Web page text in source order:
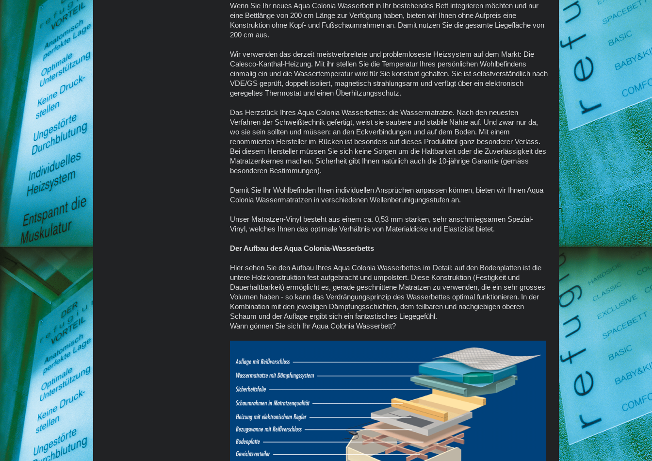
Wenn Sie Ihr neues Aqua Colonia Wasserbett in Ihr bestehendes Bett integrieren möchten und nur
eine Bettlänge von 200 cm Länge zur Verfügung haben, bieten wir Ihnen ohne Aufpreis eine
Konstruktion ohne Kopf- und Fußschaumrahmen an. Damit nutzen Sie die gesamte Liegefläche von
200 cm aus.
Wir verwenden das derzeit meistverbreitete und problemloseste Heizsystem auf dem Markt: Die
Calesco-Kanthal-Heizung. Mit ihr stellen Sie die Temperatur Ihres persönlichen Wohlbefindens
einmalig ein und die Wassertemperatur wird für Sie konstant gehalten. Sie ist selbstverständlich nach
VDE/GS geprüft, doppelt isoliert, magnetisch strahlungsarm und verfügt über ein elektronisch
geregeltes Thermostat und einen Überhitzungsschutz.
Das Herzstück Ihres Aqua Colonia Wasserbettes: die Wassermatratze. Nach den neuesten
Verfahren der Schweißtechnik gefertigt, weist sie saubere und stabile Nähte auf. Und zwar nur da,
wo sie sein sollten und müssen: an den Eckverbindungen und auf dem Boden. Mit einem
renommierten Hersteller im Rücken ist besonders auf dieses Produktteil ganz besonderer Verlass.
Bei diesem Hersteller müssen Sie sich keine Sorgen um die Haltbarkeit oder die Zuverlässigkeit des
Matratzenkernes machen. Sicherheit gibt Ihnen natürlich auch die 10-jährige Garantie (gemäss
besonderen Bestimmungen).
Damit Sie Ihr Wohlbefinden Ihren individuellen Ansprüchen anpassen können, bieten wir Ihnen Aqua
Colonia Wassermatratzen in verschiedenen Wellenberuhigungsstufen an.
Unser Matratzen-Vinyl besteht aus einem ca. 0,53 mm starken, sehr anschmiegsamen Spezial-
Vinyl, welches Ihnen das optimale Verhältnis von Materialdicke und Elastizität bietet.
Der Aufbau des Aqua Colonia-Wasserbetts
Hier sehen Sie den Aufbau Ihres Aqua Colonia Wasserbettes im Detail: auf den Bodenplatten ist die
untere Holzkonstruktion fest aufgebracht und umpolstert. Diese Konstruktion (Festigkeit und
Dauerhaltbarkeit) ermöglicht es, gerade geschnittene Matratzen zu verwenden, die ein sehr grosses
Volumen haben - so kann das Verdrängungsprinzip des Wasserbettes optimal funktionieren. In der
Kombination mit den jeweiligen Dämpfungsschichten, dem teilbaren und nachgiebigen oberen
Schaum und der Auflage ergibt sich ein fantastisches Liegegefühl.
Wann gönnen Sie sich Ihr Aqua Colonia Wasserbett?